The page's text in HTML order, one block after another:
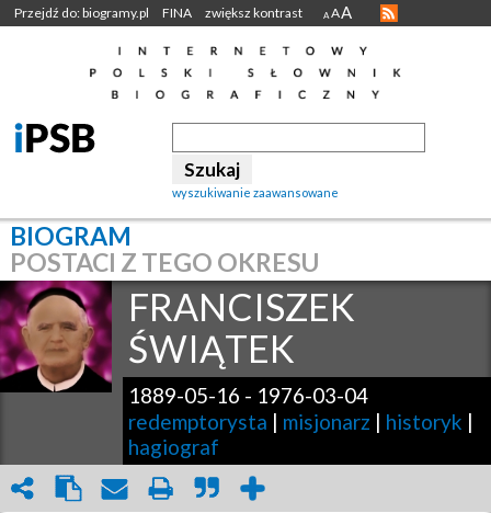
Przejdź do: biogramy.pl FINA zwiększ kontrast A AA
wyszukiwanie zaawansowane
BIOGRAM
POSTACI Z TEGO OKRESU
FRANCISZEK
ŚWIĄTEK
1889-05-16 - 1976-03-04
redemptorysta | misjonarz | historyk |
hagiograf